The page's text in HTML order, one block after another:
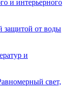
и интерьерного
защитой от воды
и
свет,